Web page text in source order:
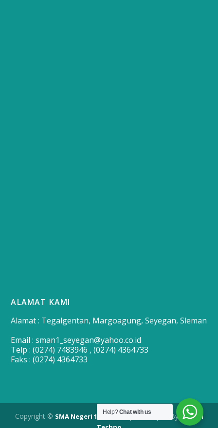
ALAMAT KAMI
Alamat : Tegalgentan, Margoagung, Seyegan, Sleman
Email : sman1_seyegan@yahoo.co.id
Telp : (0274) 7483946 , (0274) 4364733
Faks : (0274) 4364733
Copyright © SMA Negeri 1 Seyegan| Developed By Merapi
Help?Chat with us